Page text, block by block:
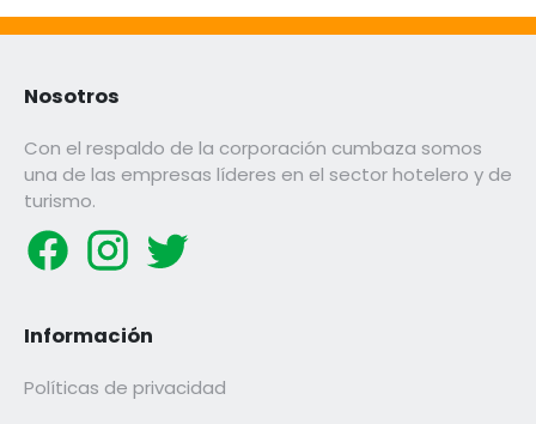
Nosotros
Con el respaldo de la corporación cumbaza somos
una de las empresas líderes en el sector hotelero y de
turismo.
Información
Políticas de privacidad